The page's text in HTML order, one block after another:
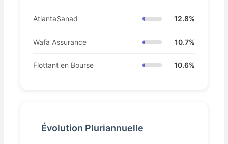
AtlantaSanad 12.8%
Wafa Assurance 10.7%
Flottant en Bourse 10.6%
Évolution Pluriannuelle